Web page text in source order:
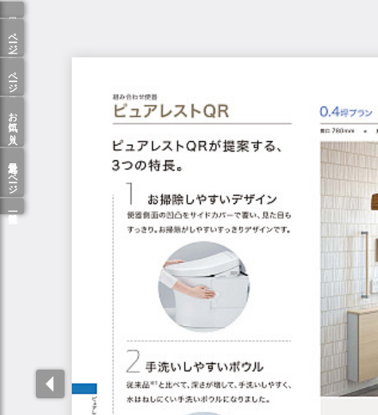
ページ一覧
ページ検索
お気に入り
最近見たページ